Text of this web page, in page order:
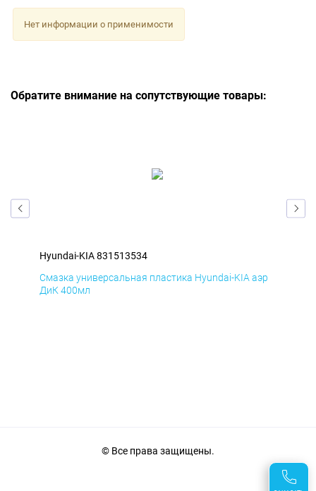
Нет информации о применимости
Обратите внимание на сопутствующие товары:
Hyundai-KIA 831513534
Смазка универсальная пластика Hyundai-KIA аэр
ДиК 400мл
© Все права защищены.